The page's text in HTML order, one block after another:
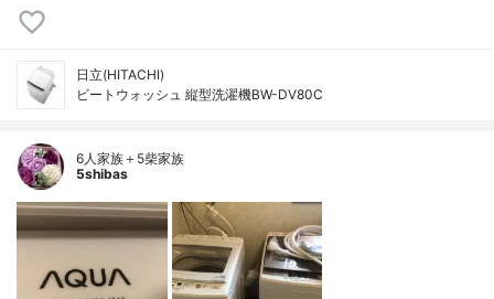
日立(HITACHI)
ビートウォッシュ 縦型洗濯機BW-DV80C
6人家族＋5柴家族
5shibas